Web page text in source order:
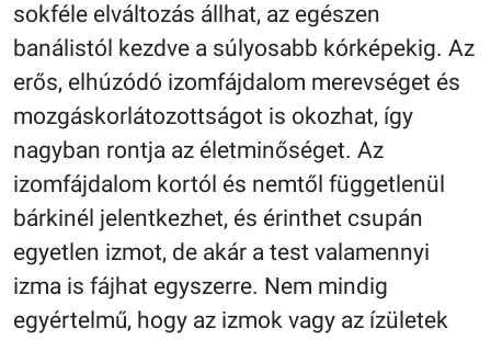
sokféle elváltozás állhat, az egészen
banálistól kezdve a súlyosabb kórképekig. Az
erős, elhúzódó izomfájdalom merevséget és
mozgáskorlátozottságot is okozhat, így
nagyban rontja az életminőséget. Az
izomfájdalom kortól és nemtől függetlenül
bárkinél jelentkezhet, és érinthet csupán
egyetlen izmot, de akár a test valamennyi
izma is fájhat egyszerre. Nem mindig
egyértelmű, hogy az izmok vagy az ízületek